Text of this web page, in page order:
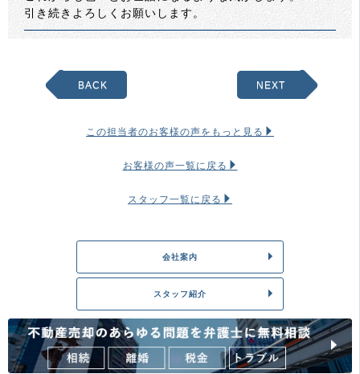
引き続きよろしくお願いします。
BACK NEXT
この担当者のお客様の声をもっと見る
お客様の声一覧に戻る
スタッフ一覧に戻る
会社案内
スタッフ紹介